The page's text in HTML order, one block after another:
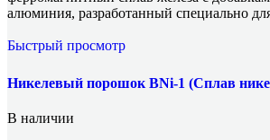
алюминия, разработанный специально
Быстрый просмотр
Никелевый порошок BNi-1 (Сплав
В наличии